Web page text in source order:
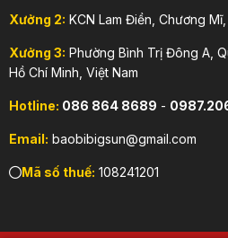
Xưởng 2: KCN Lam Điền, Chương Mĩ,
Xưởng 3: Phường Bình Trị Đông A,
Hồ Chí Minh, Việt Nam
Hotline: 086 864 8689 -
Email: baobibigsun@gmail.com
Mã số thuế: 108241201